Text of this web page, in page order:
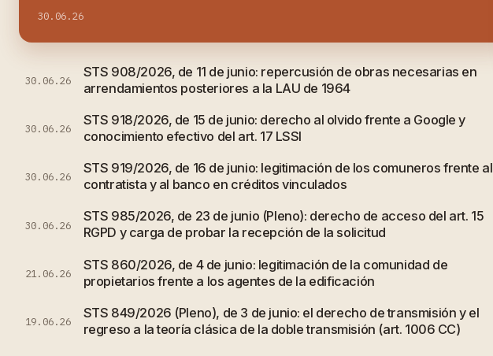
30.06.26
30.06.26
STS 908/2026, de 11 de junio: repercusión de obras necesarias en
arrendamientos posteriores a la LAU de 1964
30.06.26
STS 918/2026, de 15 de junio: derecho al olvido frente a Google y
conocimiento efectivo del art. 17 LSSI
30.06.26
STS 919/2026, de 16 de junio: legitimación de los comuneros frente al
contratista y al banco en créditos vinculados
30.06.26
STS 985/2026, de 23 de junio (Pleno): derecho de acceso del art. 15
RGPD y carga de probar la recepción de la solicitud
21.06.26
STS 860/2026, de 4 de junio: legitimación de la comunidad de
propietarios frente a los agentes de la edificación
19.06.26
STS 849/2026 (Pleno), de 3 de junio: el derecho de transmisión y el
regreso a la teoría clásica de la doble transmisión (art. 1006 CC)